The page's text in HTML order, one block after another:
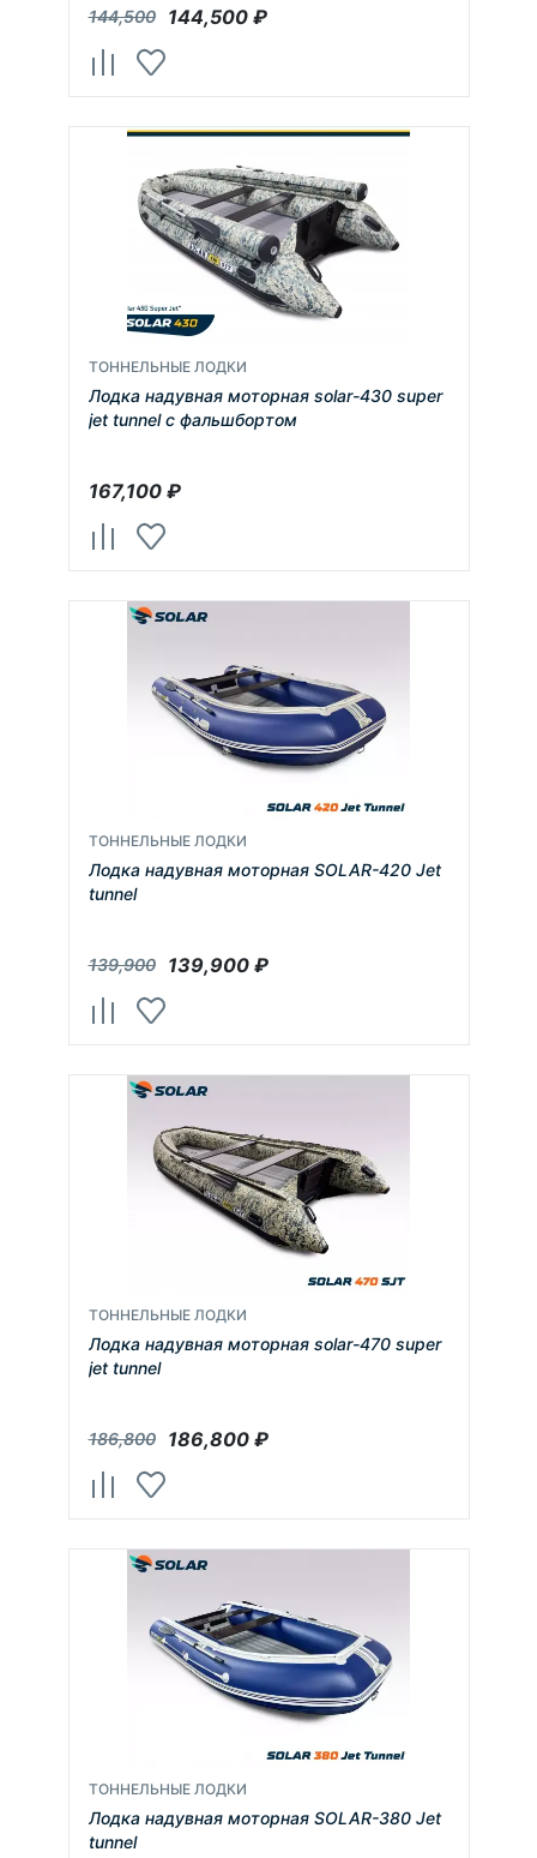
144,500 144,500₽
ТОННЕЛЬНЫЕ ЛОДКИ
Лодка надувная моторная solar-430 super
jet tunnel с фальшбортом
167,100₽
ТОННЕЛЬНЫЕ ЛОДКИ
Лодка надувная моторная SOLAR-420 Jet
tunnel
139,900 139,900₽
ТОННЕЛЬНЫЕ ЛОДКИ
Лодка надувная моторная solar-470 super
jet tunnel
186,800 186,800₽
ТОННЕЛЬНЫЕ ЛОДКИ
Лодка надувная моторная SOLAR-380 Jet
tunnel